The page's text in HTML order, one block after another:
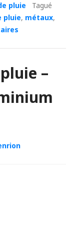
pluie
Tagué
pluie, métaux,
–